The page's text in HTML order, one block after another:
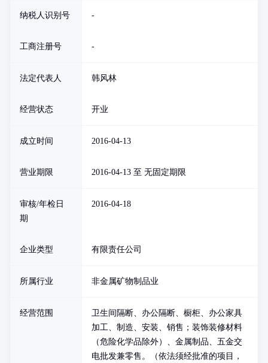
纳税人识别号 -
工商注册号 -
法定代表人 韩风林
经营状态 开业
成立时间 2016-04-13
营业期限 2016-04-13 至 无固定期限
审核/年检日
期
2016-04-18
企业类型 有限责任公司
所属行业 非金属矿物制品业
经营范围
卫生间隔断、办公隔断、橱柜、办公家具
加工、制造、安装、销售；装饰装修材料
（危险化学品除外）、金属制品、五金交
电批发兼零售。（依法须经批准的项目，